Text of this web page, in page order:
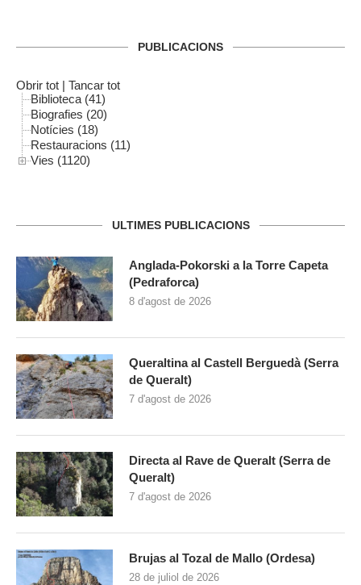
PUBLICACIONS
Obrir tot | Tancar tot
Biblioteca (41)
Biografies (20)
Notícies (18)
Restauracions (11)
Vies (1120)
ULTIMES PUBLICACIONS
Anglada-Pokorski a la Torre Capeta
(Pedraforca)
8 d'agost de 2026
Queraltina al Castell Berguedà (Serra
de Queralt)
7 d'agost de 2026
Directa al Rave de Queralt (Serra de
Queralt)
7 d'agost de 2026
Brujas al Tozal de Mallo (Ordesa)
28 de juliol de 2026